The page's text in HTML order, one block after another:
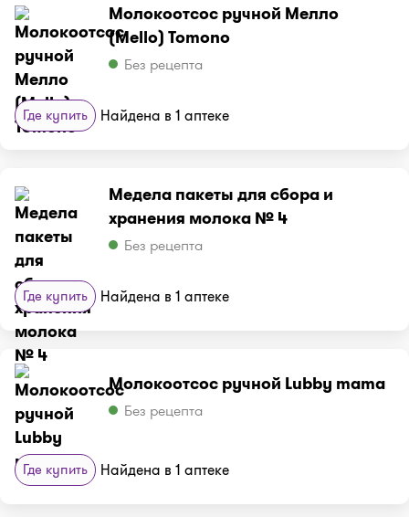
Молокоотсос ручной Мелло
(Mello) Tomono
Без рецепта
Где купить Найдена в 1 аптеке
Медела пакеты для сбора и
хранения молока № 4
Без рецепта
Где купить Найдена в 1 аптеке
Молокоотсос ручной Lubby mama
Без рецепта
Где купить Найдена в 1 аптеке